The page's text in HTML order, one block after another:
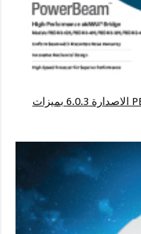
تحديث سوفتوير البوربيم PBE-M5-620 الاصدارة 6.0.3 بميزات